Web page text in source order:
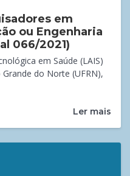
em
ou Engenharia
066/2021)
em Saúde (LAIS)
do Norte (UFRN),
Ler mais